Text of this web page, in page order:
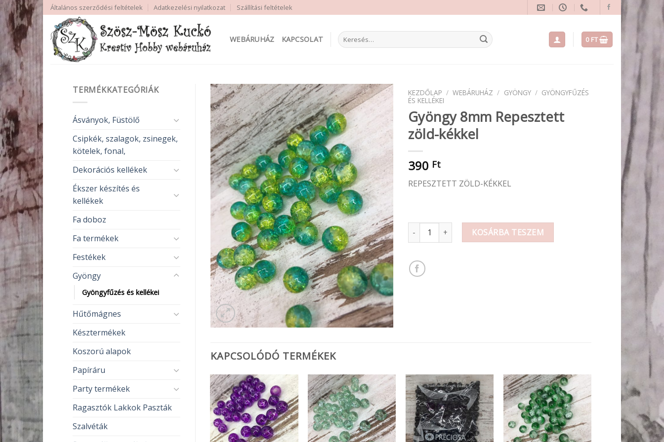
Skip
to
content
Általános szerződési feltételek Adatkezelési nyilatkozat Szállítási feltételek
WEBÁRUHÁZ KAPCSOLAT
Keresés
a
0 FT
TERMÉKKATEGÓRIÁK
Ásványok, Füstölő
Csipkék, szalagok, zsinegek,
kötelek, fonal,
Dekorációs kellékek
Ékszer készítés és
kellékek
Fa doboz
Fa termékek
Festékek
Gyöngy
Gyöngyfűzés és kellékei
Hűtőmágnes
Késztermékek
Koszorú alapok
Papíráru
Party termékek
Ragasztók Lakkok Paszták
Szalvéták
KEZDŐLAP / WEBÁRUHÁZ / GYÖNGY / GYÖNGYFŰZÉS
ÉS KELLÉKEI
Gyöngy 8mm Repesztett
zöld-kékkel
390 Ft
REPESZTETT ZÖLD-KÉKKEL
Gyöngy 8mm Repesztett zöld-kékkel mennyiség
KOSÁRBA TESZEM
KAPCSOLÓDÓ TERMÉKEK